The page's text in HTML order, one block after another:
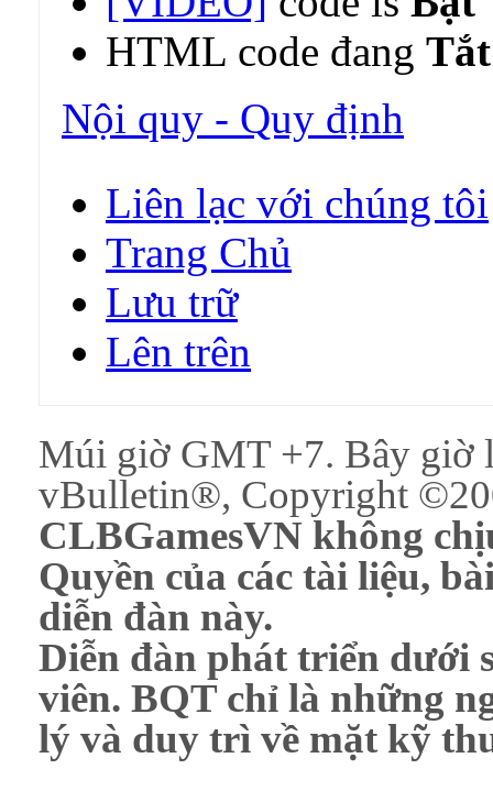
HTML code đang Tắt
Nội quy - Quy định
Liên lạc với chúng tôi
Trang Chủ
Lưu trữ
Lên trên
Múi giờ GMT +7. Bây giờ
vBulletin®, Copyright
CLBGamesVN không
Quyền của các tài liệu,
diễn đàn này.
Diễn đàn phát triển dưới
viên. BQT chỉ là những
lý và duy trì về mặt kỹ